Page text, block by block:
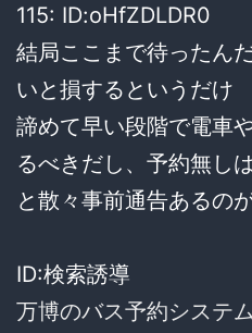
115: ID:oHfZDLDR0
結局ここまで待ったん
いと損するというだけ
諦めて早い段階で電車
るべきだし、予約無し
と散々事前通告あるの
ID:検索誘導
万博のバス予約システ